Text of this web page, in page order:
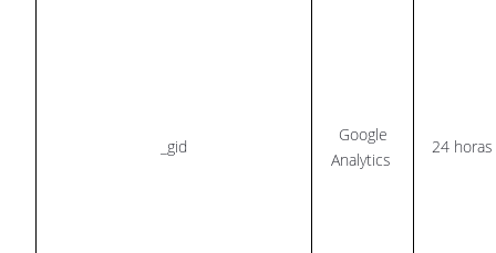
_gid
Google
Analytics
24 horas